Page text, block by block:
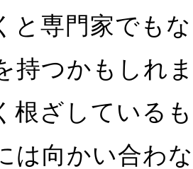
と専門家でも
持つかもしれ
根ざしている
は向かい合わ